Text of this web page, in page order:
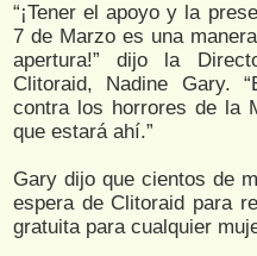
“¡Tener el apoyo y la
7 de Marzo es una
apertura!” dijo la
Clitoraid, Nadine Gary.
contra los horrores de la
que estará ahí.”
Gary dijo que cientos de
espera de Clitoraid para
gratuita para cualquier